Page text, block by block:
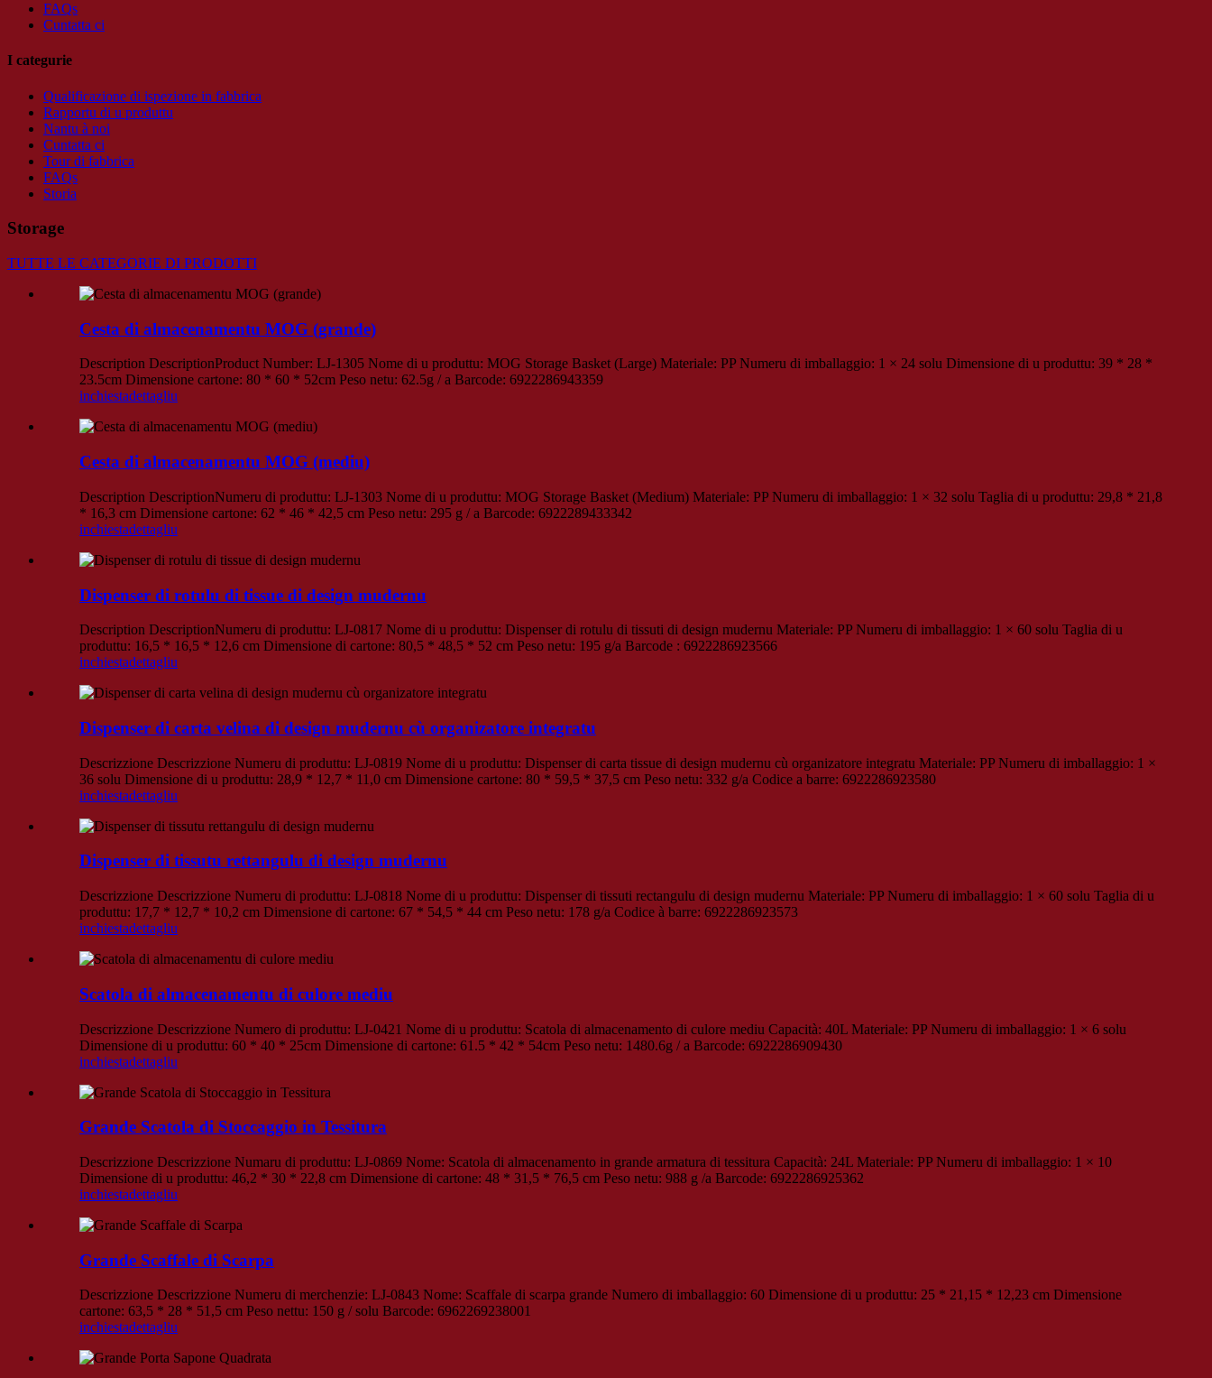
FAQs
Cuntatta ci
I categurie
Qualificazione di ispezione in fabbrica
Rapportu di u produttu
Nantu à noi
Cuntatta ci
Tour di fabbrica
FAQs
Storia
Storage
TUTTE LE CATEGORIE DI PRODOTTI
Cesta di almacenamentu MOG (grande)
Description DescriptionProduct Number: LJ-1305 Nome di u produttu: MOG Storage Basket (Large) Materiale: PP Numeru di imballaggio: 1 × 24 solu Dimensione di u produttu: 39 * 28 *
23.5cm Dimensione cartone: 80 * 60 * 52cm Peso netu: 62.5g / a Barcode: 6922286943359
inchiestadettagliu
Cesta di almacenamentu MOG (mediu)
Description DescriptionNumeru di produttu: LJ-1303 Nome di u produttu: MOG Storage Basket (Medium) Materiale: PP Numeru di imballaggio: 1 × 32 solu Taglia di u produttu: 29,8 * 21,8
* 16,3 cm Dimensione cartone: 62 * 46 * 42,5 cm Peso netu: 295 g / a Barcode: 6922289433342
inchiestadettagliu
Dispenser di rotulu di tissue di design mudernu
Description DescriptionNumeru di produttu: LJ-0817 Nome di u produttu: Dispenser di rotulu di tissuti di design mudernu Materiale: PP Numeru di imballaggio: 1 × 60 solu Taglia di u
produttu: 16,5 * 16,5 * 12,6 cm Dimensione di cartone: 80,5 * 48,5 * 52 cm Peso netu: 195 g/a Barcode : 6922286923566
inchiestadettagliu
Dispenser di carta velina di design mudernu cù organizatore integratu
Descrizzione Descrizzione Numeru di produttu: LJ-0819 Nome di u produttu: Dispenser di carta tissue di design mudernu cù organizatore integratu Materiale: PP Numeru di imballaggio: 1 ×
36 solu Dimensione di u produttu: 28,9 * 12,7 * 11,0 cm Dimensione cartone: 80 * 59,5 * 37,5 cm Peso netu: 332 g/a Codice a barre: 6922286923580
inchiestadettagliu
Dispenser di tissutu rettangulu di design mudernu
Descrizzione Descrizzione Numeru di produttu: LJ-0818 Nome di u produttu: Dispenser di tissuti rectangulu di design mudernu Materiale: PP Numeru di imballaggio: 1 × 60 solu Taglia di u
produttu: 17,7 * 12,7 * 10,2 cm Dimensione di cartone: 67 * 54,5 * 44 cm Peso netu: 178 g/a Codice à barre: 6922286923573
inchiestadettagliu
Scatola di almacenamentu di culore mediu
Descrizzione Descrizzione Numero di produttu: LJ-0421 Nome di u produttu: Scatola di almacenamento di culore mediu Capacità: 40L Materiale: PP Numeru di imballaggio: 1 × 6 solu
Dimensione di u produttu: 60 * 40 * 25cm Dimensione di cartone: 61.5 * 42 * 54cm Peso netu: 1480.6g / a Barcode: 6922286909430
inchiestadettagliu
Grande Scatola di Stoccaggio in Tessitura
Descrizzione Descrizzione Numaru di produttu: LJ-0869 Nome: Scatola di almacenamento in grande armatura di tessitura Capacità: 24L Materiale: PP Numeru di imballaggio: 1 × 10
Dimensione di u produttu: 46,2 * 30 * 22,8 cm Dimensione di cartone: 48 * 31,5 * 76,5 cm Peso netu: 988 g /a Barcode: 6922286925362
inchiestadettagliu
Grande Scaffale di Scarpa
Descrizzione Descrizzione Numeru di merchenzie: LJ-0843 Nome: Scaffale di scarpa grande Numero di imballaggio: 60 Dimensione di u produttu: 25 * 21,15 * 12,23 cm Dimensione
cartone: 63,5 * 28 * 51,5 cm Peso nettu: 150 g / solu Barcode: 6962269238001
inchiestadettagliu